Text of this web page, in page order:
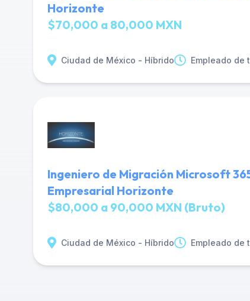
Horizonte
$70,000 a 80,000 MXN
Ciudad de México - Híbrido Empleado de
Ingeniero de Migración Microsoft
Empresarial Horizonte
$80,000 a 90,000 MXN (Bruto)
Ciudad de México - Híbrido Empleado de